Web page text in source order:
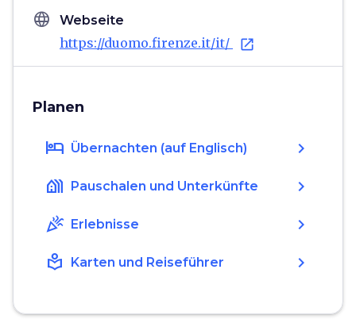
language Webseite
https://duomo.firenze.it/it/ open_in_new
Planen
hotel Übernachten (auf Englisch) chevron_right
holiday_village Pauschalen und Unterkünfte chevron_right
celebration Erlebnisse chevron_right
local_library Karten und Reiseführer chevron_right